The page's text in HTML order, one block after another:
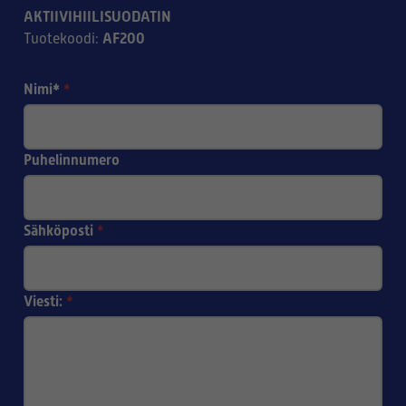
AKTIIVIHIILISUODATIN
Tuotekoodi: AF200
Nimi* *
Puhelinnumero
Sähköposti *
Viesti: *